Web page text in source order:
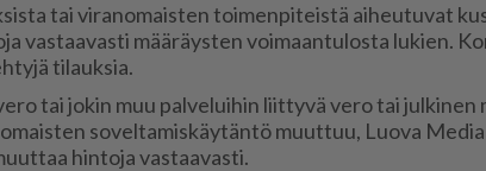
tai vi­ra­no­mais­ten toi­men­pi­teis­tä ai­heu­tu­vat
vas­taa­vas­ti mää­räys­ten voi­maan­tu­los­ta lu­kien.
ti­lauk­sia.
tai jo­kin muu pal­ve­lui­hin liit­ty­vä vero tai jul­ki­nen
so­vel­ta­mis­käy­tän­tö muut­tuu, Luo­va
hin­to­ja vas­taa­vas­ti.